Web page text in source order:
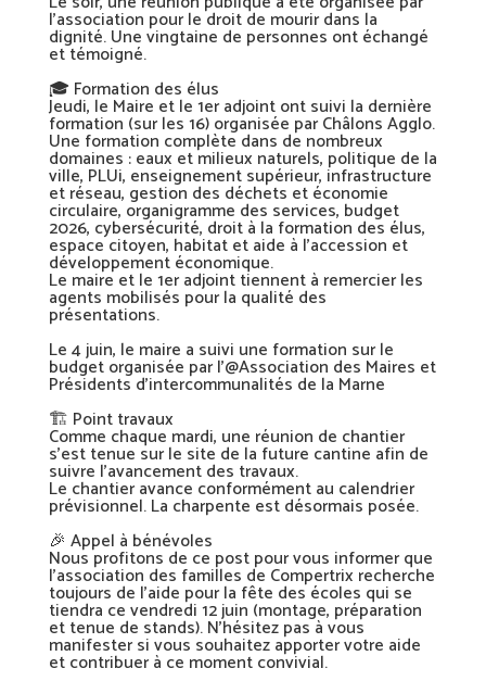
l’association pour le droit de mourir dans la
dignité. Une vingtaine de personnes ont échangé
et témoigné.
🎓 Formation des élus
Jeudi, le Maire et le 1er adjoint ont suivi la dernière
formation (sur les 16) organisée par Châlons Agglo.
Une formation complète dans de nombreux
domaines : eaux et milieux naturels, politique de la
ville, PLUi, enseignement supérieur, infrastructure
et réseau, gestion des déchets et économie
circulaire, organigramme des services, budget
2026, cybersécurité, droit à la formation des élus,
espace citoyen, habitat et aide à l’accession et
développement économique.
Le maire et le 1er adjoint tiennent à remercier les
agents mobilisés pour la qualité des
présentations.
Le 4 juin, le maire a suivi une formation sur le
budget organisée par l’@Association des Maires et
Présidents d’intercommunalités de la Marne
🏗️ Point travaux
Comme chaque mardi, une réunion de chantier
s’est tenue sur le site de la future cantine afin de
suivre l’avancement des travaux.
Le chantier avance conformément au calendrier
prévisionnel. La charpente est désormais posée.
🎉 Appel à bénévoles
Nous profitons de ce post pour vous informer que
l’association des familles de Compertrix recherche
toujours de l’aide pour la fête des écoles qui se
tiendra ce vendredi 12 juin (montage, préparation
et tenue de stands). N’hésitez pas à vous
manifester si vous souhaitez apporter votre aide
et contribuer à ce moment convivial.